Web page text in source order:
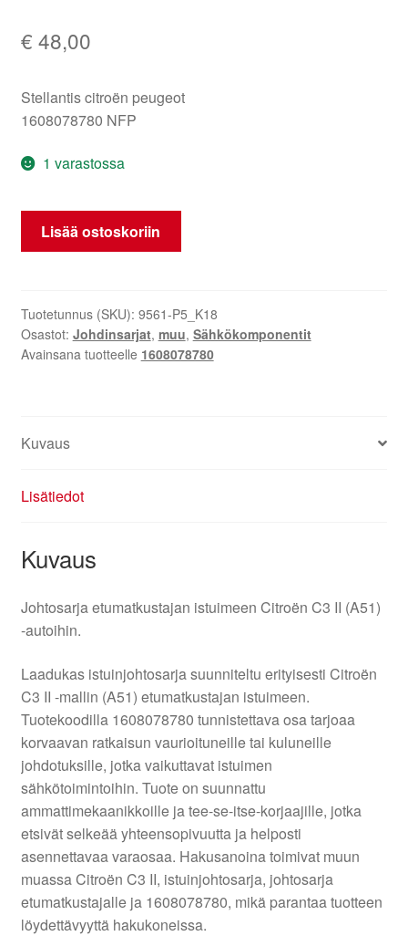
€ 48,00
Stellantis citroën peugeot
1608078780 NFP
1 varastossa
Matkustajan
istuimen
C3
II
A51
Lisää ostoskoriin
Tuotetunnus (SKU): 9561-P5_K18
Osastot: Johdinsarjat, muu, Sähkökomponentit
Avainsana tuotteelle 1608078780
Kuvaus
Lisätiedot
Kuvaus
Johtosarja etumatkustajan istuimeen Citroën C3 II (A51)
-autoihin.
Laadukas istuinjohtosarja suunniteltu erityisesti Citroën
C3 II -mallin (A51) etumatkustajan istuimeen.
Tuotekoodilla 1608078780 tunnistettava osa tarjoaa
korvaavan ratkaisun vaurioituneille tai kuluneille
johdotuksille, jotka vaikuttavat istuimen
sähkötoimintoihin. Tuote on suunnattu
ammattimekaanikkoille ja tee-se-itse-korjaajille, jotka
etsivät selkeää yhteensopivuutta ja helposti
asennettavaa varaosaa. Hakusanoina toimivat muun
muassa Citroën C3 II, istuinjohtosarja, johtosarja
etumatkustajalle ja 1608078780, mikä parantaa tuotteen
löydettävyyttä hakukoneissa.